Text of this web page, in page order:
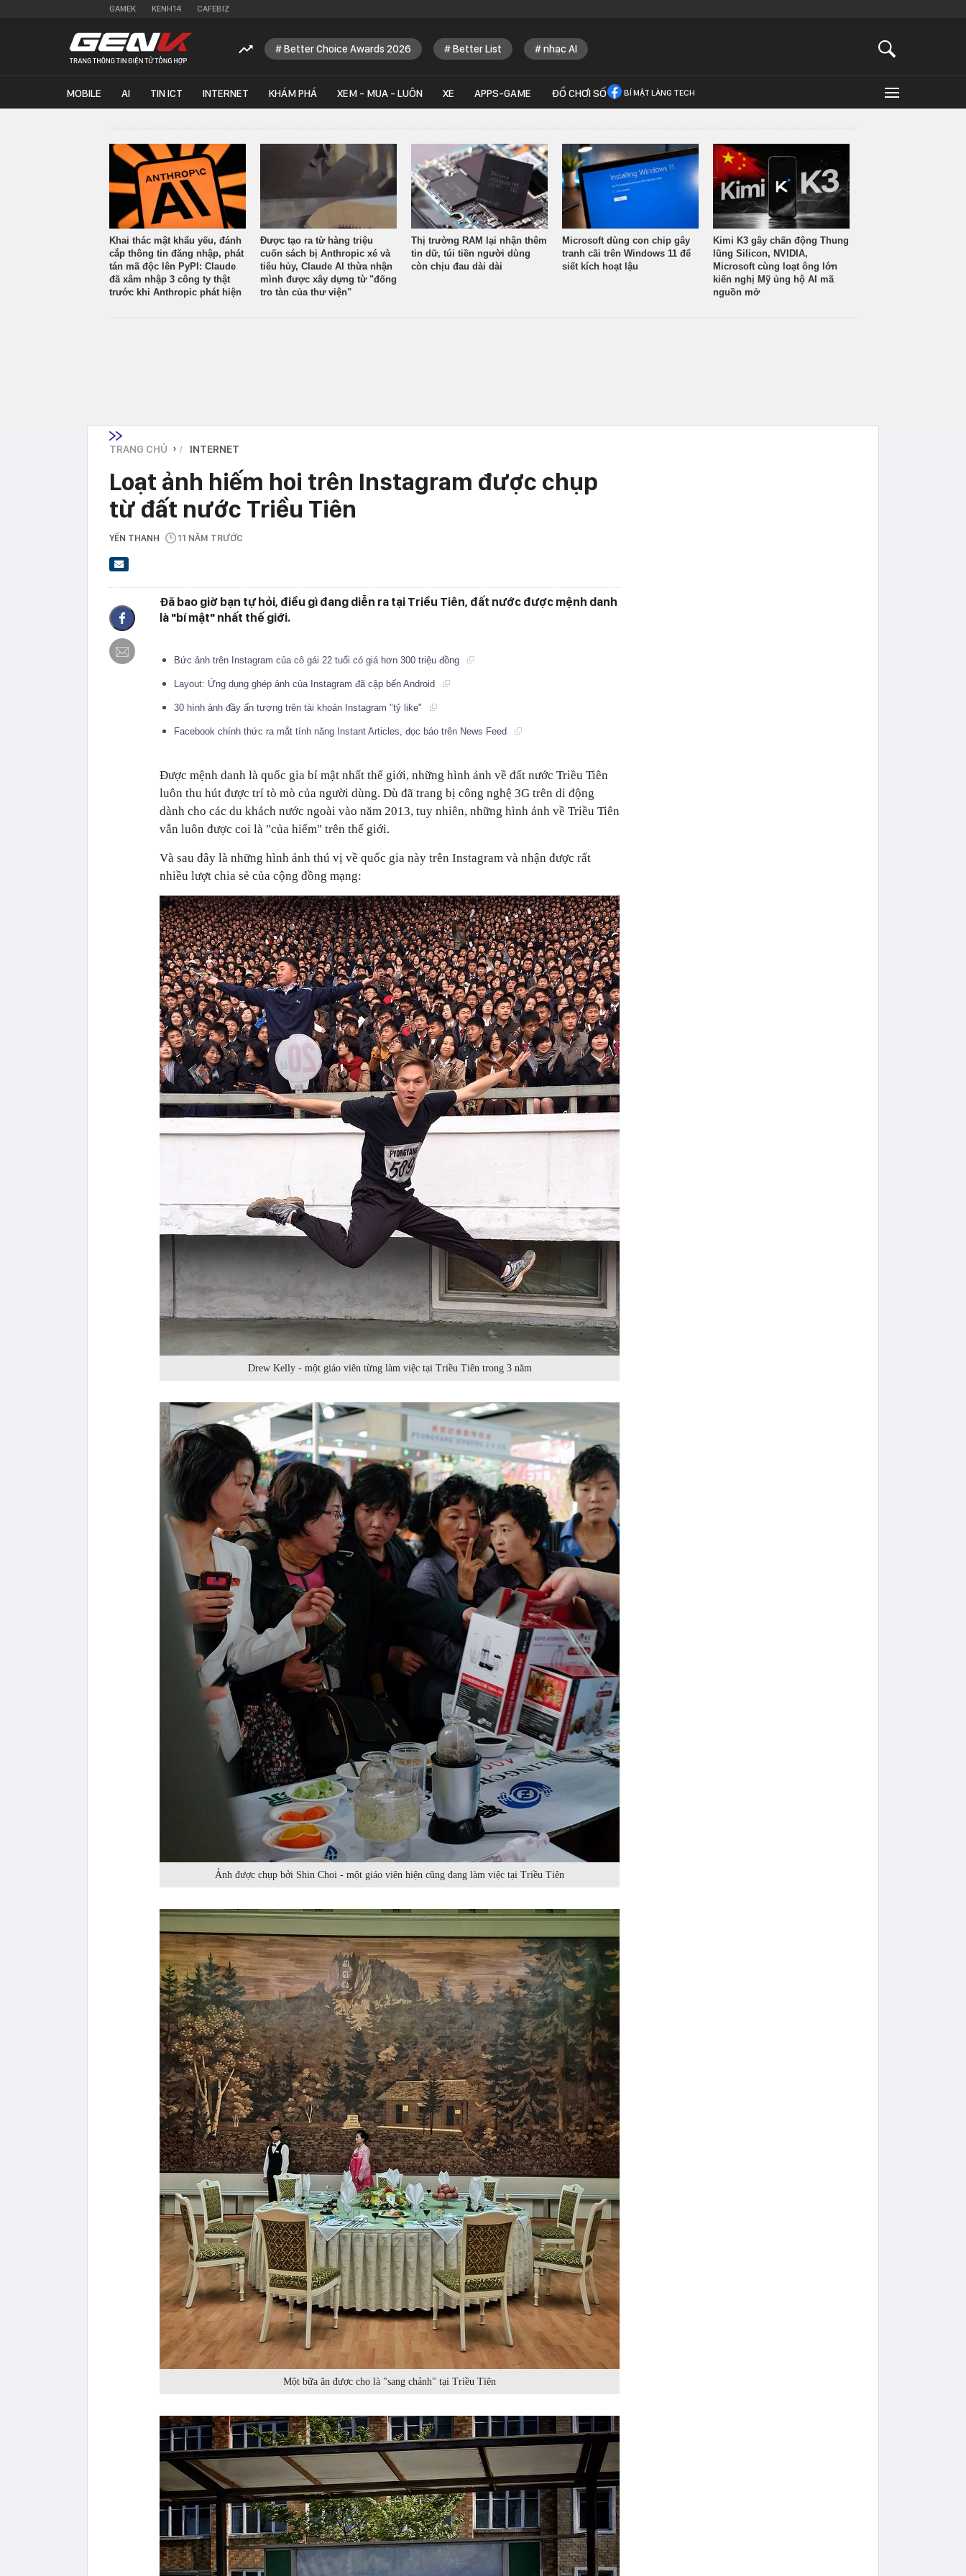
GAMEK KENH14 CAFEBIZ
Better Choice Awards 2026 Better List nhạc AI
MOBILE AI TIN ICT INTERNET KHÁM PHÁ XEM - MUA - LUÔN XE APPS-GAME ĐỒ CHƠI SỐ BÍ MẬT LÀNG TECH
Khai thác mật khẩu yếu, đánh
cắp thông tin đăng nhập, phát
tán mã độc lên PyPI: Claude
đã xâm nhập 3 công ty thật
trước khi Anthropic phát hiện
Được tạo ra từ hàng triệu
cuốn sách bị Anthropic xé và
tiêu hủy, Claude AI thừa nhận
mình được xây dựng từ "đống
tro tàn của thư viện"
Thị trường RAM lại nhận thêm
tin dữ, túi tiền người dùng
còn chịu đau dài dài
Microsoft dùng con chip gây
tranh cãi trên Windows 11 để
siết kích hoạt lậu
Kimi K3 gây chấn động Thung
lũng Silicon, NVIDIA,
Microsoft cùng loạt ông lớn
kiến nghị Mỹ ủng hộ AI mã
nguồn mở
TRANG CHỦ › INTERNET
Loạt ảnh hiếm hoi trên Instagram được chụp
từ đất nước Triều Tiên
YẾN THANH 11 NĂM TRƯỚC
Đã bao giờ bạn tự hỏi, điều gì đang diễn ra tại Triều Tiên, đất nước được mệnh danh
là "bí mật" nhất thế giới.
Bức ảnh trên Instagram của cô gái 22 tuổi có giá hơn 300 triệu đồng
Layout: Ứng dụng ghép ảnh của Instagram đã cập bến Android
30 hình ảnh đầy ấn tượng trên tài khoản Instagram "tỷ like"
Facebook chính thức ra mắt tính năng Instant Articles, đọc báo trên News Feed
Được mệnh danh là quốc gia bí mật nhất thế giới, những hình ảnh về đất nước Triều Tiên
luôn thu hút được trí tò mò của người dùng. Dù đã trang bị công nghệ 3G trên di động
dành cho các du khách nước ngoài vào năm 2013, tuy nhiên, những hình ảnh về Triều Tiên
vẫn luôn được coi là "của hiếm" trên thế giới.
Và sau đây là những hình ảnh thú vị về quốc gia này trên Instagram và nhận được rất
nhiều lượt chia sẻ của cộng đồng mạng:
Drew Kelly - một giáo viên từng làm việc tại Triều Tiên trong 3 năm
Ảnh được chụp bởi Shin Choi - một giáo viên hiện cũng đang làm việc tại Triều Tiên
Một bữa ăn được cho là "sang chảnh" tại Triều Tiên